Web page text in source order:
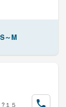
～M
１５